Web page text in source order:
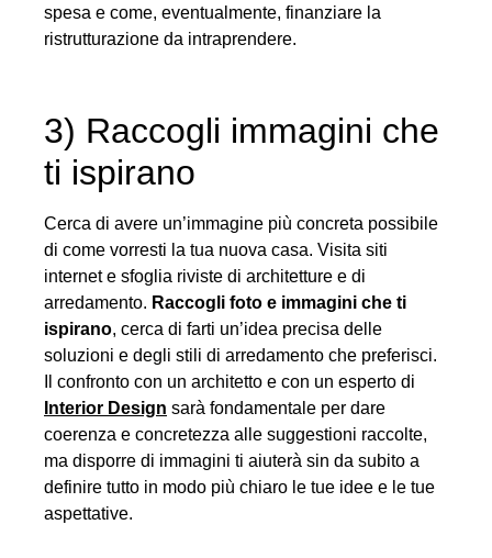
spesa e come, eventualmente, finanziare la
ristrutturazione da intraprendere.
3) Raccogli immagini che
ti ispirano
Cerca di avere un’immagine più concreta possibile
di come vorresti la tua nuova casa. Visita siti
internet e sfoglia riviste di architetture e di
arredamento. Raccogli foto e immagini che ti
ispirano, cerca di farti un’idea precisa delle
soluzioni e degli stili di arredamento che preferisci.
Il confronto con un architetto e con un esperto di
Interior Design sarà fondamentale per dare
coerenza e concretezza alle suggestioni raccolte,
ma disporre di immagini ti aiuterà sin da subito a
definire tutto in modo più chiaro le tue idee e le tue
aspettative.